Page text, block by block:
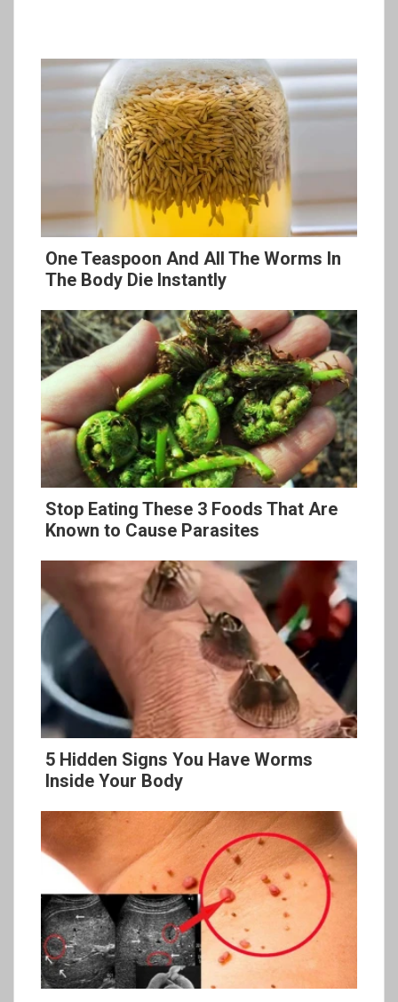
One Teaspoon And All The Worms In
The Body Die Instantly
Stop Eating These 3 Foods That Are
Known to Cause Parasites
5 Hidden Signs You Have Worms
Inside Your Body